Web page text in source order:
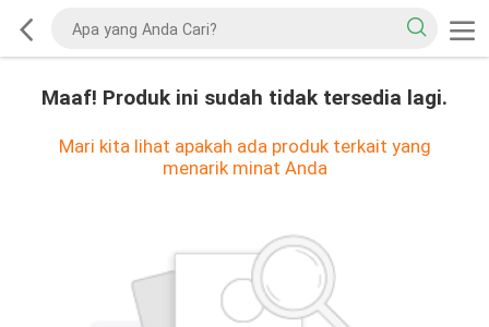
Maaf! Produk ini sudah tidak tersedia lagi.
Mari kita lihat apakah ada produk terkait yang
menarik minat Anda